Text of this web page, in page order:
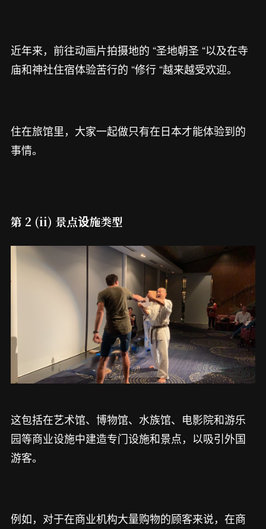
近年来，前往动画片拍摄地的 “圣地朝圣 “以及在寺
庙和神社住宿体验苦行的 “修行 “越来越受欢迎。
住在旅馆里，大家一起做只有在日本才能体验到的
事情。
第 2 (ii) 景点设施类型
这包括在艺术馆、博物馆、水族馆、电影院和游乐
园等商业设施中建造专门设施和景点，以吸引外国
游客。
例如，对于在商业机构大量购物的顾客来说，在商